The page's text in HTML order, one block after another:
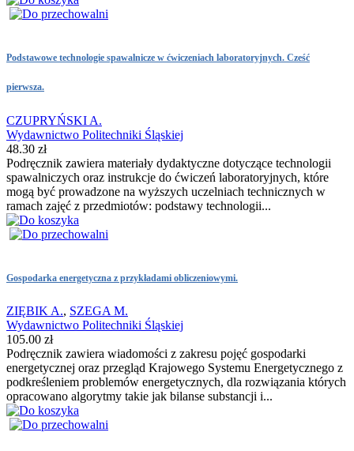
Podstawowe technologie spawalnicze w ćwiczeniach laboratoryjnych. Cześć
pierwsza.
CZUPRYŃSKI A.
Wydawnictwo Politechniki Śląskiej
48.30 zł
Podręcznik zawiera materiały dydaktyczne dotyczące technologii
spawalniczych oraz instrukcje do ćwiczeń laboratoryjnych, które
mogą być prowadzone na wyższych uczelniach technicznych w
ramach zajęć z przedmiotów: podstawy technologii...
Gospodarka energetyczna z przykładami obliczeniowymi.
ZIĘBIK A., SZEGA M.
Wydawnictwo Politechniki Śląskiej
105.00 zł
Podręcznik zawiera wiadomości z zakresu pojęć gospodarki
energetycznej oraz przegląd Krajowego Systemu Energetycznego z
podkreśleniem problemów energetycznych, dla rozwiązania których
opracowano algorytmy takie jak bilanse substancji i...